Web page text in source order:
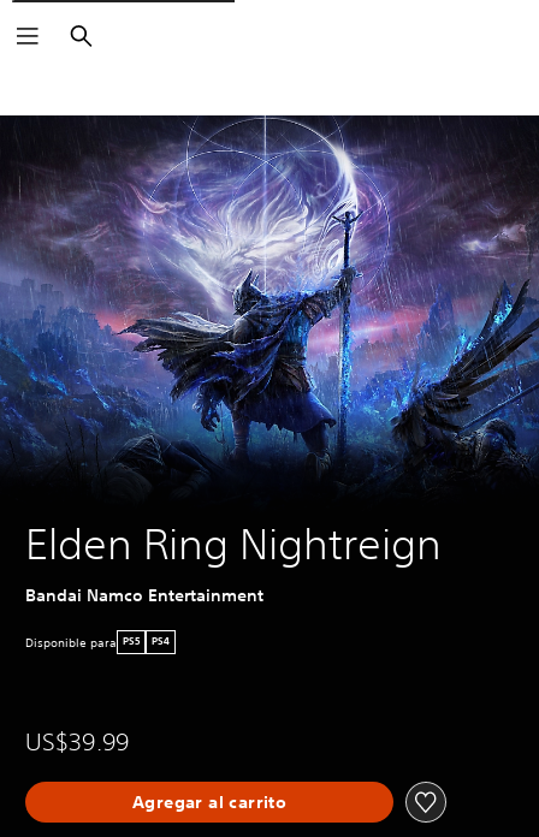
Buscar
Elden Ring Nightreign
Bandai Namco Entertainment
Disponible para PS5 PS4
US$39.99
Agregar al carrito